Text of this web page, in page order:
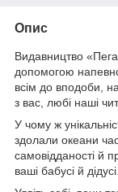
Опис
Видавництво
допомогою
всім до вподоби,
з вас, любі наші
У чому ж
здолали океани
самовідданості й
ваші бабусі й дідусі.